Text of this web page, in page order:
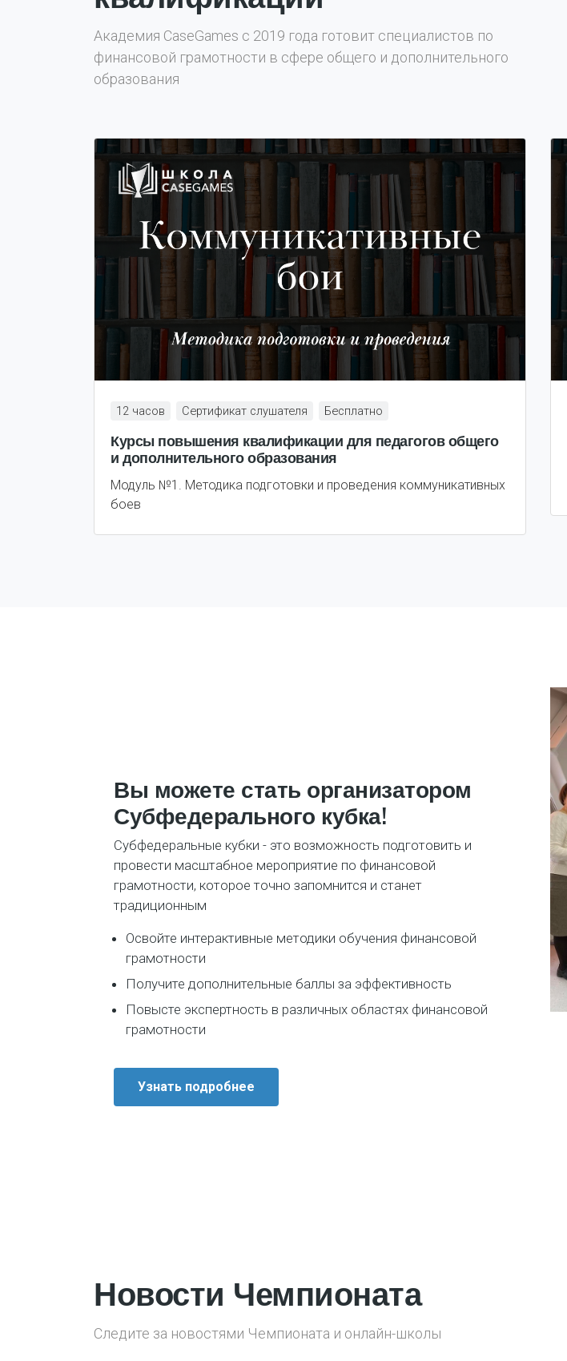
Академия CaseGames с 2019 года готовит специалистов по
финансовой грамотности в сфере общего и дополнительного
образования
12 часов Сертификат слушателя Бесплатно
Курсы повышения квалификации для педагогов общего
и дополнительного образования
Модуль №1. Методика подготовки и проведения коммуникативных
боев
Вы можете стать организатором
Субфедерального кубка!
Субфедеральные кубки - это возможность подготовить и
провести масштабное мероприятие по финансовой
грамотности, которое точно запомнится и станет
традиционным
Освойте интерактивные методики обучения финансовой
грамотности
Получите дополнительные баллы за эффективность
Повысте экспертность в различных областях финансовой
грамотности
Узнать подробнее
Новости Чемпионата
Следите за новостями Чемпионата и онлайн-школы